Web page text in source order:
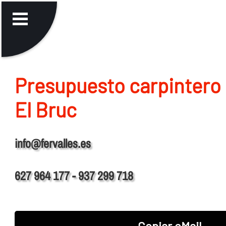
Presupuesto carpintero
El Bruc
info@fervalles.es
627 964 177 - 937 299 718